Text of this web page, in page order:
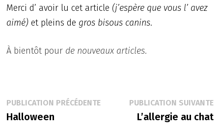
Merci d’ avoir lu cet article (j’espère que vous l’ avez
aimé) et pleins de gros bisous canins.
À bientôt pour de nouveaux articles.
Navigation
de
PUBLICATION PRÉCÉDENTEPublication
précédente :
Halloween
PUBLICATION SUIVANTE
L’allergie au chat